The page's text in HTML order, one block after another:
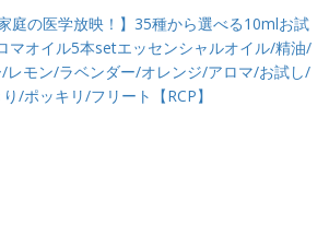
庭の医学放映！】35種から選べる10mlお試
マオイル5本setエッセンシャルオイル/精油/
レモン/ラベンダー/オレンジ/アロマ/お試し/
/ポッキリ/フリート【RCP】